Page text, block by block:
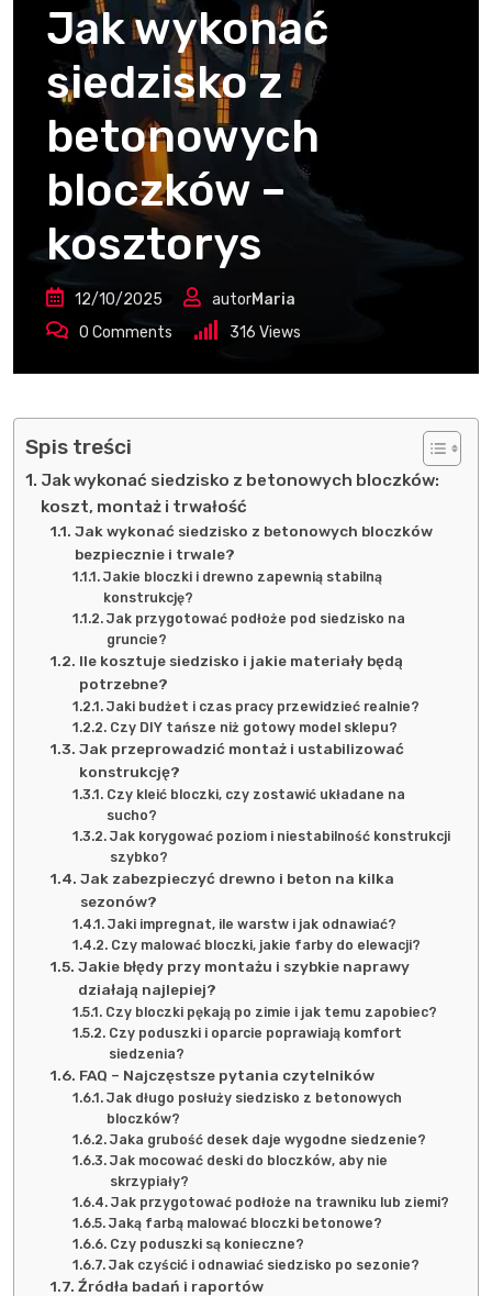
Jak wykonać
siedzisko z
betonowych
bloczków –
kosztorys
12/10/2025 autorMaria
0 Comments 316 Views
Spis treści
Jak wykonać siedzisko z betonowych bloczków:
koszt, montaż i trwałość
Jak wykonać siedzisko z betonowych bloczków
bezpiecznie i trwale?
Jakie bloczki i drewno zapewnią stabilną
konstrukcję?
Jak przygotować podłoże pod siedzisko na
gruncie?
Ile kosztuje siedzisko i jakie materiały będą
potrzebne?
Jaki budżet i czas pracy przewidzieć realnie?
Czy DIY tańsze niż gotowy model sklepu?
Jak przeprowadzić montaż i ustabilizować
konstrukcję?
Czy kleić bloczki, czy zostawić układane na
sucho?
Jak korygować poziom i niestabilność konstrukcji
szybko?
Jak zabezpieczyć drewno i beton na kilka
sezonów?
Jaki impregnat, ile warstw i jak odnawiać?
Czy malować bloczki, jakie farby do elewacji?
Jakie błędy przy montażu i szybkie naprawy
działają najlepiej?
Czy bloczki pękają po zimie i jak temu zapobiec?
Czy poduszki i oparcie poprawiają komfort
siedzenia?
FAQ – Najczęstsze pytania czytelników
Jak długo posłuży siedzisko z betonowych
bloczków?
Jaka grubość desek daje wygodne siedzenie?
Jak mocować deski do bloczków, aby nie
skrzypiały?
Jak przygotować podłoże na trawniku lub ziemi?
Jaką farbą malować bloczki betonowe?
Czy poduszki są konieczne?
Jak czyścić i odnawiać siedzisko po sezonie?
Źródła badań i raportów